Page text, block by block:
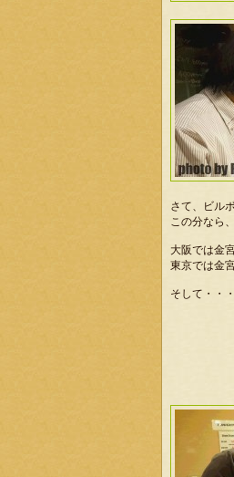
さて、ビル
この分なら
大阪では金
東京では金
そして・・